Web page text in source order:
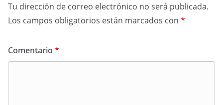
Tu dirección de correo electrónico no será publicada.
Los campos obligatorios están marcados con *
Comentario *